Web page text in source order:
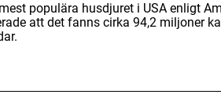
populära husdjuret i USA enligt
att det fanns cirka 94,2 miljoner